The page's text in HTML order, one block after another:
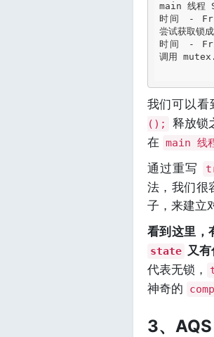
main 线程
时间 -
尝试获取锁
时间 -
调用
我们可以看
();
释放锁
在 main 线
通过重写
法，我们很
子，来建立
看到这里，
state 又
代表无锁，
神奇的
3、